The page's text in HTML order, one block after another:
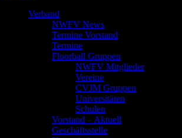
Verband
NWFV News
Termine Vorstand
Termine
Floorball Gruppen
NWFV Mitglieder
Vereine
CVJM Gruppen
Universitäten
Schulen
Vorstand – Aktuell
Geschäftsstelle